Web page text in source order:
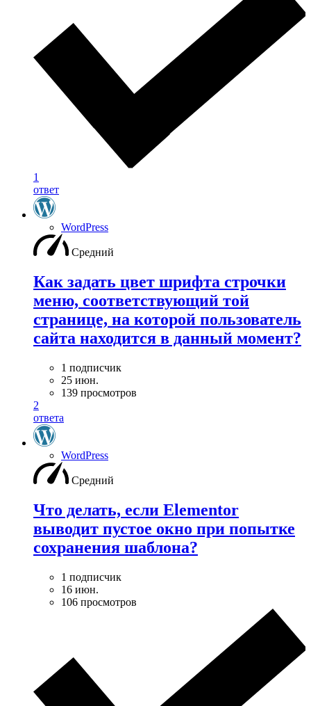
1
ответ
WordPress
Средний
Как задать цвет шрифта строчки
меню, соответствующий той
странице, на которой пользователь
сайта находится в данный момент?
1 подписчик
25 июн.
139 просмотров
2
ответа
WordPress
Средний
Что делать, если Elementor
выводит пустое окно при попытке
сохранения шаблона?
1 подписчик
16 июн.
106 просмотров